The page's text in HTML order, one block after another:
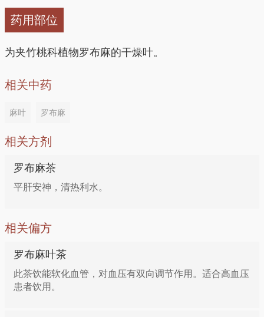
药用部位
为夹竹桃科植物罗布麻的干燥叶。
相关中药
麻叶 罗布麻
相关方剂
罗布麻茶
平肝安神，清热利水。
相关偏方
罗布麻叶茶
此茶饮能软化血管，对血压有双向调节作用。适合高血压
患者饮用。